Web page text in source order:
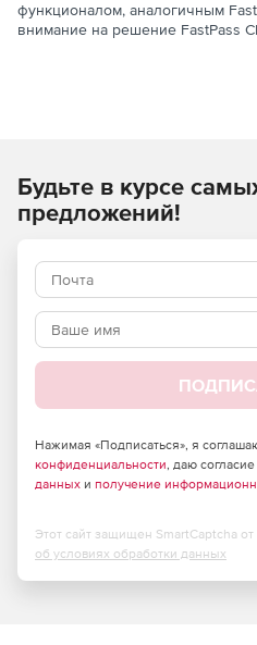
функционалом, аналогичным
внимание на решение FastPass
Будьте в курсе
предложений!
Нажимая «Подписаться», я
конфиденциальности, даю
данных и получение
Этот сайт защищен SmartCaptcha
об условиях обработки данных